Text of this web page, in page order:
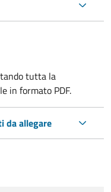
tutta la
in formato PDF.
da allegare